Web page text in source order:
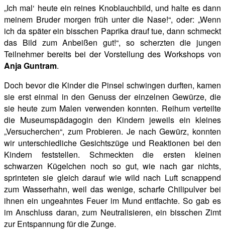
„Ich mal‘ heute ein reines Knoblauchbild, und halte es dann
meinem Bruder morgen früh unter die Nase!“, oder: „Wenn
ich da später ein bisschen Paprika drauf tue, dann schmeckt
das Bild zum Anbeißen gut!“, so scherzten die jungen
Teilnehmer bereits bei der Vorstellung des Workshops von
Anja Guntram.
Doch bevor die Kinder die Pinsel schwingen durften, kamen
sie erst einmal in den Genuss der einzelnen Gewürze, die
sie heute zum Malen verwenden konnten. Reihum verteilte
die Museumspädagogin den Kindern jeweils ein kleines
„Versucherchen“, zum Probieren. Je nach Gewürz, konnten
wir unterschiedliche Gesichtszüge und Reaktionen bei den
Kindern feststellen. Schmeckten die ersten kleinen
schwarzen Kügelchen noch so gut, wie nach gar nichts,
sprinteten sie gleich darauf wie wild nach Luft scnappend
zum Wasserhahn, weil das wenige, scharfe Chilipulver bei
ihnen ein ungeahntes Feuer im Mund entfachte. So gab es
im Anschluss daran, zum Neutralisieren, ein bisschen Zimt
zur Entspannung für die Zunge.